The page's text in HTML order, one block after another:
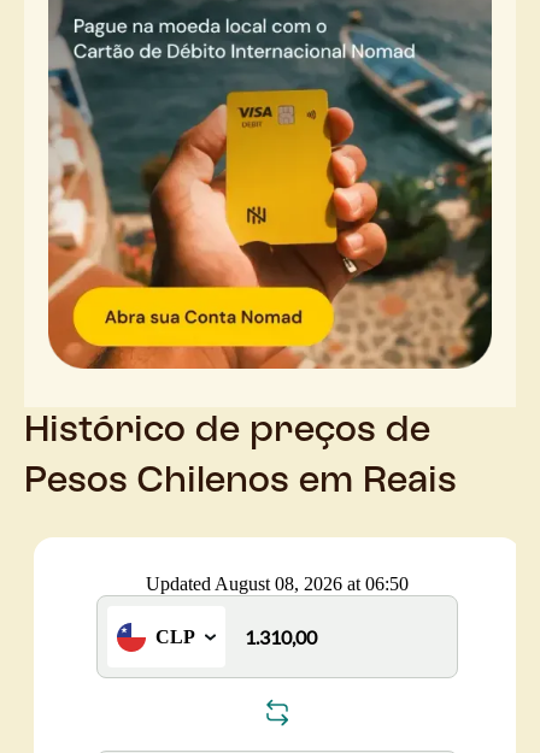
Histórico de preços de
Pesos Chilenos em Reais